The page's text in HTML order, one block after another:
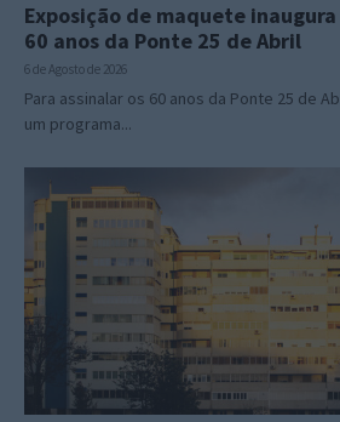
Exposição de maquete
60 anos da Ponte 25 de Abril
6 de Agosto de 2026
Para assinalar os 60 anos da Ponte 25 de
um programa...